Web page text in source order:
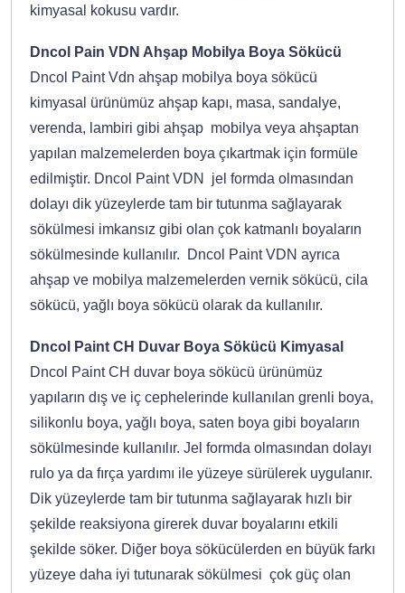
kimyasal kokusu vardır.
Dncol Pain VDN Ahşap Mobilya Boya Sökücü
Dncol Paint Vdn ahşap mobilya boya sökücü
kimyasal ürünümüz ahşap kapı, masa, sandalye,
verenda, lambiri gibi ahşap mobilya veya ahşaptan
yapılan malzemelerden boya çıkartmak için formüle
edilmiştir. Dncol Paint VDN jel formda olmasından
dolayı dik yüzeylerde tam bir tutunma sağlayarak
sökülmesi imkansız gibi olan çok katmanlı boyaların
sökülmesinde kullanılır. Dncol Paint VDN ayrıca
ahşap ve mobilya malzemelerden vernik sökücü, cila
sökücü, yağlı boya sökücü olarak da kullanılır.
Dncol Paint CH Duvar Boya Sökücü Kimyasal
Dncol Paint CH duvar boya sökücü ürünümüz
yapıların dış ve iç cephelerinde kullanılan grenli boya,
silikonlu boya, yağlı boya, saten boya gibi boyaların
sökülmesinde kullanılır. Jel formda olmasından dolayı
rulo ya da fırça yardımı ile yüzeye sürülerek uygulanır.
Dik yüzeylerde tam bir tutunma sağlayarak hızlı bir
şekilde reaksiyona girerek duvar boyalarını etkili
şekilde söker. Diğer boya sökücülerden en büyük farkı
yüzeye daha iyi tutunarak sökülmesi çok güç olan